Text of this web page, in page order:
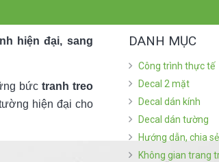
hiện đại, sang
bức tranh treo
hiện đại cho
DANH MỤC
Công trình thực tế
Decal 2 mặt
Decal dán kính
Decal dán tường
Hướng dẫn, chia sẻ
Không gian trang